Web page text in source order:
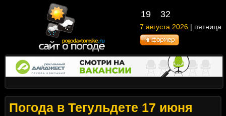
19 32
7 августа 2026 | пятница
Погода в Тегульдете 17 июня